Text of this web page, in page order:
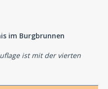
im Burgbrunnen
ist mit der vierten